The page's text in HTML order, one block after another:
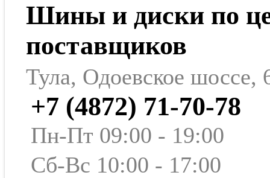
Шины и диски по
поставщиков
Тула, Одоевское шоссе,
+7 (4872) 71-70-78
Пн-Пт 09:00 - 19:00
Сб-Вс 10:00 - 17:00